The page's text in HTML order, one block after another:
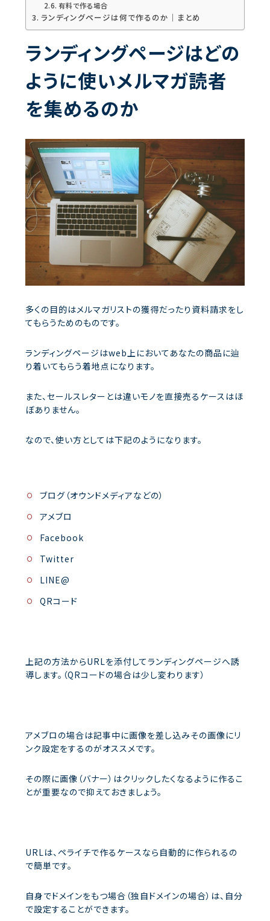
有料で作る場合
ランディングページは何で作るのか｜まとめ
ランディングページはどの
ように使いメルマガ読者
を集めるのか
多くの目的はメルマガリストの獲得だったり資料請求をし
てもらうためのものです。
ランディングページはweb上においてあなたの商品に辿
り着いてもらう着地点になります。
また、セールスレターとは違いモノを直接売るケースはほ
ぼありません。
なので、使い方としては下記のようになります。
ブログ（オウンドメディアなどの）
アメブロ
Facebook
Twitter
LINE@
QRコード
上記の方法からURLを添付してランディングページへ誘
導します。（QRコードの場合は少し変わります）
アメブロの場合は記事中に画像を差し込みその画像にリ
ンク設定をするのがオススメです。
その際に画像（バナー）はクリックしたくなるように作るこ
とが重要なので抑えておきましょう。
URLは、ペライチで作るケースなら自動的に作られるの
で簡単です。
自身でドメインをもつ場合（独自ドメインの場合）は、自分
で設定することができます。